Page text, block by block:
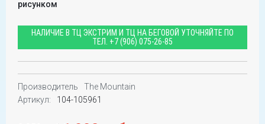
рисунком
НАЛИЧИЕ В ТЦ ЭКСТРИМ И ТЦ НА БЕГОВОЙ УТОЧНЯЙТЕ ПО
ТЕЛ. +7 (906) 075-26-85
Производитель
The Mountain
Артикул:
104-105961